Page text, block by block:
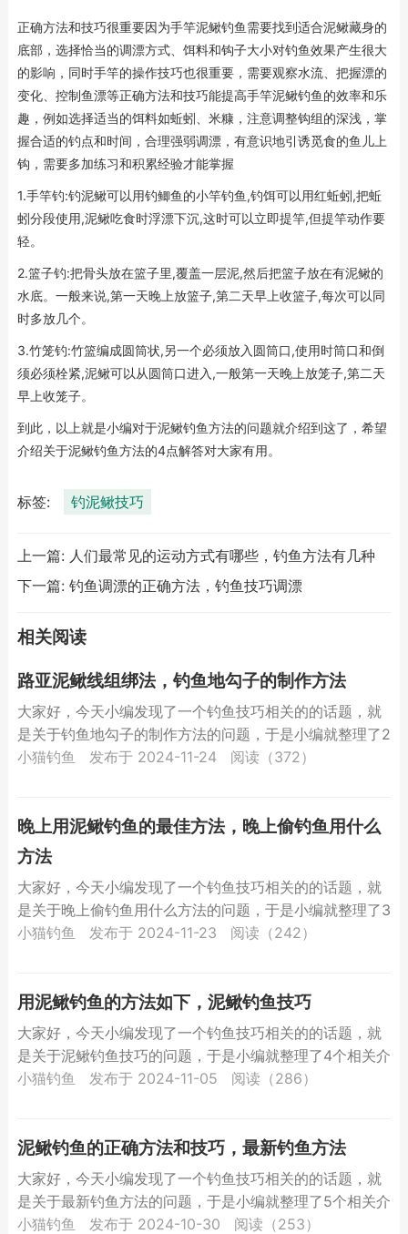
正确方法和技巧很重要因为手竿泥鳅钓鱼需要找到适合泥鳅藏身的
底部，选择恰当的调漂方式、饵料和钩子大小对钓鱼效果产生很大
的影响，同时手竿的操作技巧也很重要，需要观察水流、把握漂的
变化、控制鱼漂等正确方法和技巧能提高手竿泥鳅钓鱼的效率和乐
趣，例如选择适当的饵料如蚯蚓、米糠，注意调整钩组的深浅，掌
握合适的钓点和时间，合理强弱调漂，有意识地引诱觅食的鱼儿上
钩，需要多加练习和积累经验才能掌握
1.手竿钓:钓泥鳅可以用钓鲫鱼的小竿钓鱼,钓饵可以用红蚯蚓,把蚯
蚓分段使用,泥鳅吃食时浮漂下沉,这时可以立即提竿,但提竿动作要
轻。
2.篮子钓:把骨头放在篮子里,覆盖一层泥,然后把篮子放在有泥鳅的
水底。一般来说,第一天晚上放篮子,第二天早上收篮子,每次可以同
时多放几个。
3.竹笼钓:竹篮编成圆筒状,另一个必须放入圆筒口,使用时筒口和倒
须必须栓紧,泥鳅可以从圆筒口进入,一般第一天晚上放笼子,第二天
早上收笼子。
到此，以上就是小编对于泥鳅钓鱼方法的问题就介绍到这了，希望
介绍关于泥鳅钓鱼方法的4点解答对大家有用。
标签: 钓泥鳅技巧
上一篇: 人们最常见的运动方式有哪些，钓鱼方法有几种
下一篇: 钓鱼调漂的正确方法，钓鱼技巧调漂
相关阅读
路亚泥鳅线组绑法，钓鱼地勾子的制作方法
大家好，今天小编发现了一个钓鱼技巧相关的的话题，就
是关于钓鱼地勾子的制作方法的问题，于是小编就整理了2
个相关介绍钓鱼地勾子的制作方法的解答，让我们一起看
小猫钓鱼 发布于 2024-11-24 阅读（372）
晚上用泥鳅钓鱼的最佳方法，晚上偷钓鱼用什么
方法
大家好，今天小编发现了一个钓鱼技巧相关的的话题，就
是关于晚上偷钓鱼用什么方法的问题，于是小编就整理了3
个相关介绍晚上偷钓鱼用什么方法的解答，让我们一起看
小猫钓鱼 发布于 2024-11-23 阅读（242）
用泥鳅钓鱼的方法如下，泥鳅钓鱼技巧
大家好，今天小编发现了一个钓鱼技巧相关的的话题，就
是关于泥鳅钓鱼技巧的问题，于是小编就整理了4个相关介
绍泥鳅钓鱼技巧的解答，让我们一起看看吧。用泥鳅钓鱼
小猫钓鱼 发布于 2024-11-05 阅读（286）
泥鳅钓鱼的正确方法和技巧，最新钓鱼方法
大家好，今天小编发现了一个钓鱼技巧相关的的话题，就
是关于最新钓鱼方法的问题，于是小编就整理了5个相关介
绍最新钓鱼方法的解答，让我们一起看看吧。泥鳅钓鱼的
小猫钓鱼 发布于 2024-10-30 阅读（253）